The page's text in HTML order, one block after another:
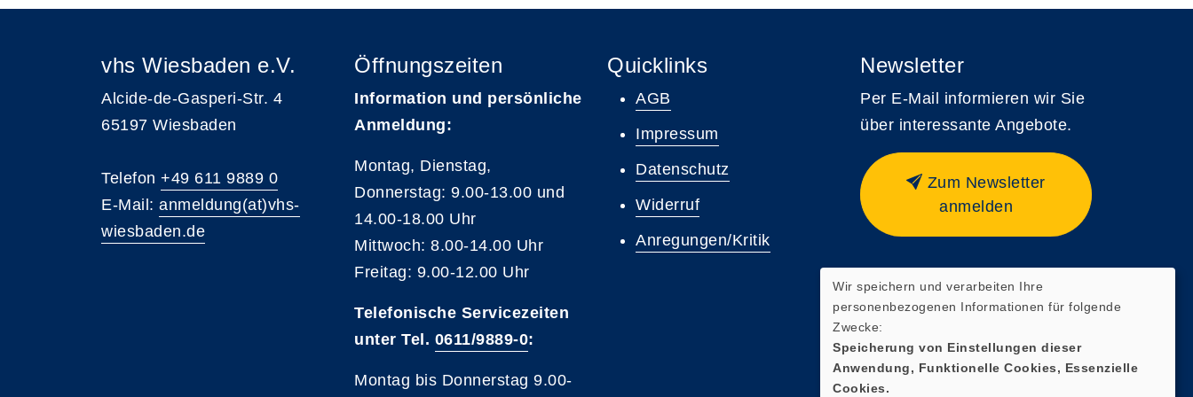
vhs Wiesbaden e.V.
Alcide-de-Gasperi-Str. 4
65197 Wiesbaden
Telefon +49 611 9889 0
E-Mail: anmeldung(at)vhs-
wiesbaden.de
Öffnungszeiten
Information und persönliche
Anmeldung:
Montag, Dienstag,
Donnerstag: 9.00-13.00 und
14.00-18.00 Uhr
Mittwoch: 8.00-14.00 Uhr
Freitag: 9.00-12.00 Uhr
Telefonische Servicezeiten
unter Tel. 0611/9889-0:
Montag bis Donnerstag 9.00-
Quicklinks
AGB
Impressum
Datenschutz
Widerruf
Anregungen/Kritik
Newsletter
Per E-Mail informieren wir Sie
über interessante Angebote.
Zum Newsletter
anmelden
Widerrufsformular
Wir speichern und verarbeiten Ihre
personenbezogenen Informationen für folgende
Zwecke:
Speicherung von Einstellungen dieser
Anwendung, Funktionelle Cookies, Essenzielle
Cookies.